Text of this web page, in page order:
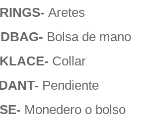
Aretes
Bolsa de mano
Collar
Pendiente
Monedero o bolso